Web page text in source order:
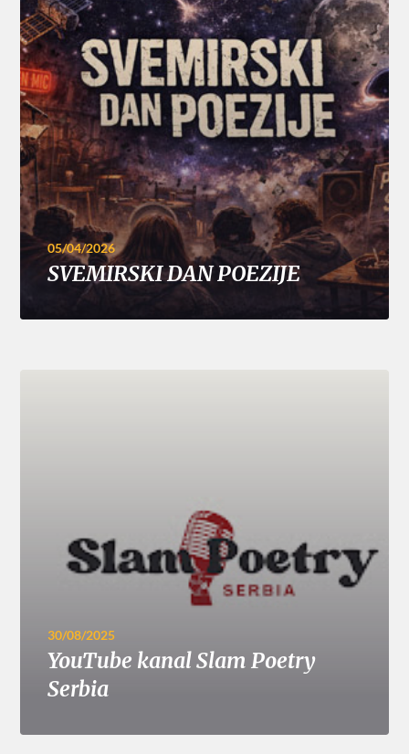
05/04/2026
SVEMIRSKI DAN POEZIJE
30/08/2025
YouTube kanal Slam Poetry
Serbia